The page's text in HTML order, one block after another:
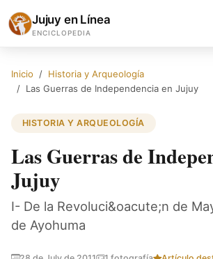
Jujuy en Línea
ENCICLOPEDIA
Inicio
Historia y Arqueología
Las Guerras de Independencia en Jujuy
HISTORIA Y ARQUEOLOGÍA
Las Guerras de
Jujuy
I- De la Revoluci&oacute;n de
de Ayohuma